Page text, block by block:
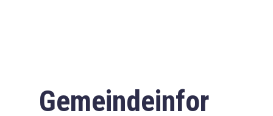
Gemeindeinfor